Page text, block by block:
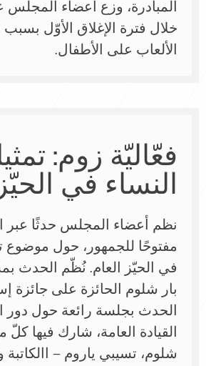
المبادرة، وزع أعضاء المجلس
خلال فترة الإغلاق الأوّل
الألعاب على الأطفال.
فعّاليّة زوم:
النساء في
نظم أعضاء المجلس حدثًا عبر
مفتوحًا للجمهور، حول موضوع
في الحيّز العام. نُظّم الحدث
بار شلوم الحائزة على جائزة
الحدث بجلسة رائعة حول دور
القيادة العامة، شارك فيها كلّ
شلوم، تسيبي ياروم – االكاتبة